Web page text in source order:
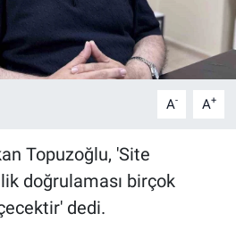
A- A+
Topuzoğlu, 'Site
doğrulaması birçok
dedi.